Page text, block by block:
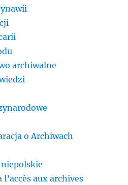
archiwalne
o Archiwach
aux archives